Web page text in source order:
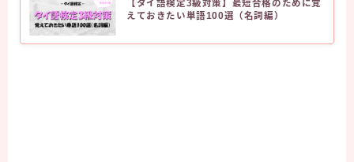
【タイ語検定3級対策】最短合格のために覚
えておきたい単語100選（名詞編）